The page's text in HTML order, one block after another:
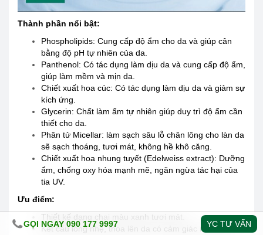
Thành phần nổi bật:
Phospholipids: Cung cấp độ ẩm cho da và giúp cân
bằng độ pH tự nhiên của da.
Panthenol: Có tác dụng làm dịu da và cung cấp độ ẩm,
giúp làm mềm và mịn da.
Chiết xuất hoa cúc: Có tác dụng làm dịu da và giảm sự
kích ứng.
Glycerin: Chất làm ẩm tự nhiên giúp duy trì độ ẩm cần
thiết cho da.
Phân tử Micellar: làm sạch sâu lỗ chân lông cho làn da
sẽ sạch thoáng, tươi mát, không hề khô căng.
Chiết xuất hoa nhung tuyết (Edelweiss extract): Dưỡng
ẩm, chống oxy hóa mạnh mẽ, ngăn ngừa tác hại của
tia UV.
Ưu điểm:
Thiết kế dạng chai màu xanh tươi mát.
Kết cấu lỏng nhẹ, thoa lên da có cảm giác mát rượi.
GỌI NGAY 090 177 9997 YC TƯ VẤN